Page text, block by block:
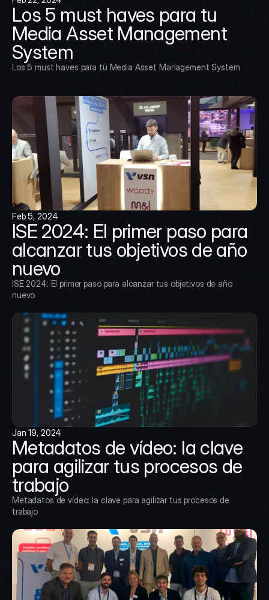
Los 5 must haves para tu
Media Asset Management
System
Los 5 must haves para tu Media Asset Management System
Feb 5, 2024
ISE 2024: El primer paso para
alcanzar tus objetivos de año
nuevo
ISE 2024: El primer paso para alcanzar tus objetivos de año
nuevo
Jan 19, 2024
Metadatos de vídeo: la clave
para agilizar tus procesos de
trabajo
Metadatos de vídeo: la clave para agilizar tus procesos de
trabajo